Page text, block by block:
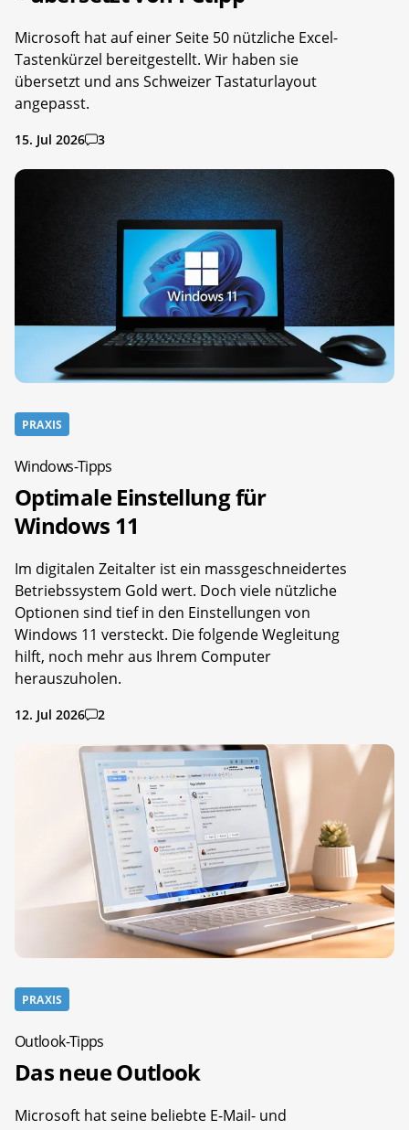
Microsoft hat auf einer Seite 50 nützliche Excel-
Tastenkürzel bereitgestellt. Wir haben sie
übersetzt und ans Schweizer Tastaturlayout
angepasst.
15. Jul 2026 3
PRAXIS
Windows-Tipps
Optimale Einstellung für
Windows 11
Im digitalen Zeitalter ist ein massgeschneidertes
Betriebssystem Gold wert. Doch viele nützliche
Optionen sind tief in den Einstellungen von
Windows 11 versteckt. Die folgende Wegleitung
hilft, noch mehr aus Ihrem Computer
herauszuholen.
12. Jul 2026 2
PRAXIS
Outlook-Tipps
Das neue Outlook
Microsoft hat seine beliebte E-Mail- und